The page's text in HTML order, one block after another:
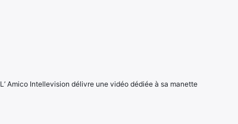
L’ Amico Intellevision délivre une vidéo dédiée à sa manette